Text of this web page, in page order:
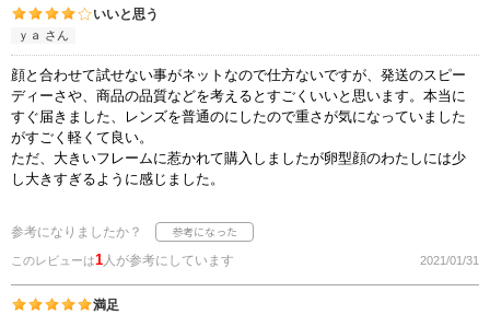
いいと思う
ｙａ さん
顔と合わせて試せない事がネットなので仕方ないですが、発送のスピー
ディーさや、商品の品質などを考えるとすごくいいと思います。本当に
すぐ届きました、レンズを普通のにしたので重さが気になっていました
がすごく軽くて良い。
ただ、大きいフレームに惹かれて購入しましたが卵型顔のわたしには少
し大きすぎるように感じました。
参考になりましたか？
このレビューは1人が参考にしています 2021/01/31
満足